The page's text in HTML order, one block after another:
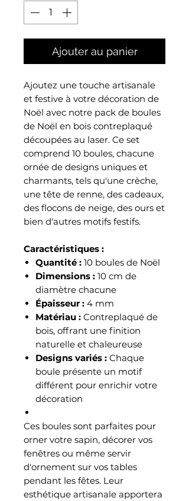
Ajouter au panier
Ajoutez une touche artisanale
et festive à votre décoration de
Noël avec notre pack de boules
de Noël en bois contreplaqué
découpées au laser. Ce set
comprend 10 boules, chacune
ornée de designs uniques et
charmants, tels qu'une crèche,
une tête de renne, des cadeaux,
des flocons de neige, des ours et
bien d'autres motifs festifs.
Caractéristiques :
Quantité : 10 boules de Noël
Dimensions : 10 cm de
diamètre chacune
Épaisseur : 4 mm
Matériau : Contreplaqué de
bois, offrant une finition
naturelle et chaleureuse
Designs variés : Chaque
boule présente un motif
différent pour enrichir votre
décoration
Ces boules sont parfaites pour
orner votre sapin, décorer vos
fenêtres ou même servir
d'ornement sur vos tables
pendant les fêtes. Leur
esthétique artisanale apportera